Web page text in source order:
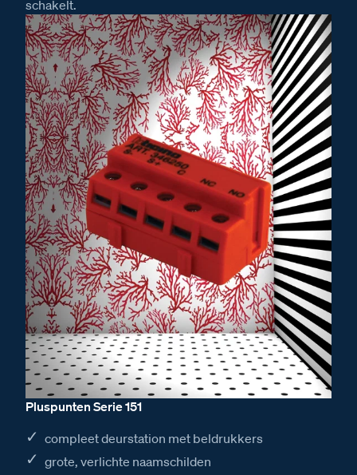
schakelt.
Pluspunten Serie 151
compleet deurstation met beldrukkers
grote, verlichte naamschilden